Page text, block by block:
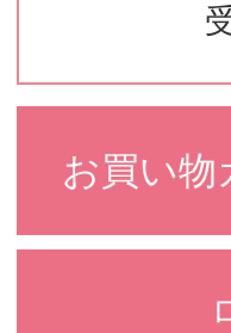
お買い物